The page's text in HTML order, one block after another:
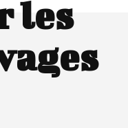
les